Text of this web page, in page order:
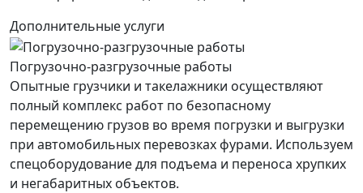
Дополнительные услуги
Погрузочно-разгрузочные работы
Опытные грузчики и такелажники осуществляют
полный комплекс работ по безопасному
перемещению грузов во время погрузки и выгрузки
при автомобильных перевозках фурами. Используем
спецоборудование для подъема и переноса хрупких
и негабаритных объектов.